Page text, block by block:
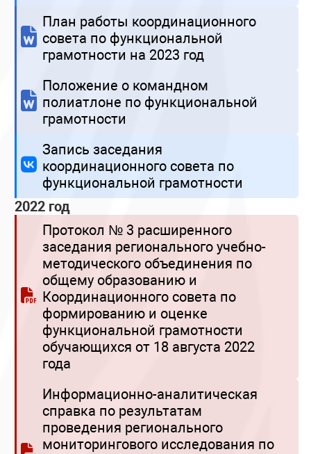
План работы координационного
совета по функциональной
грамотности на 2023 год
Положение о командном
полиатлоне по функциональной
грамотности
Запись заседания
координационного совета по
функциональной грамотности
2022 год
Протокол № 3 расширенного
заседания регионального учебно-
методического объединения по
общему образованию и
Координационного совета по
формированию и оценке
функциональной грамотности
обучающихся от 18 августа 2022
года
Информационно-аналитическая
справка по результатам
проведения регионального
мониторингового исследования по